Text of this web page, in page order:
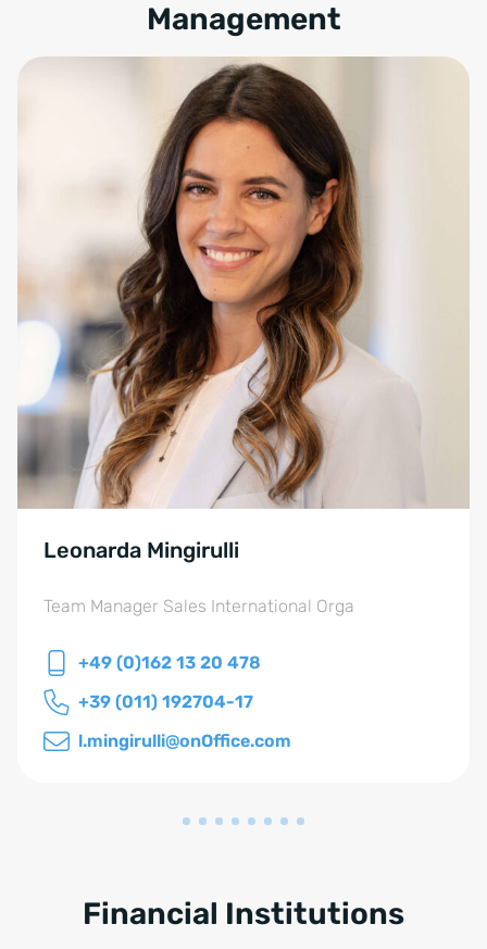
Management
Leonarda Mingirulli
Team Manager Sales International Orga
+49 (0)162 13 20 478
+39 (011) 192704-17
l.mingirulli@onOffice.com
Financial Institutions